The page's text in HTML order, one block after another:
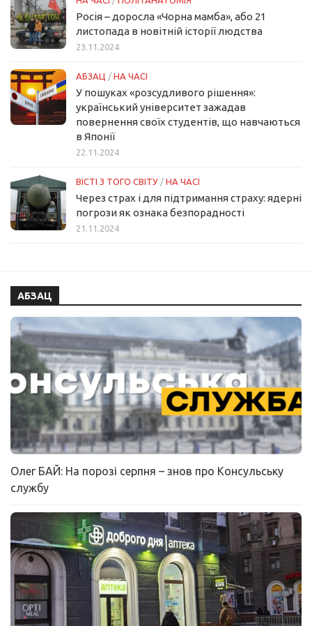
Росія – доросла «Чорна мамба», або 21
листопада в новітній історії людства
23.11.2024
АБЗАЦ / НА ЧАСІ
У пошуках «розсудливого рішення»:
український університет зажадав
повернення своїх студентів, що навчаються
в Японії
22.11.2024
ВІСТІ З ТОГО СВІТУ / НА ЧАСІ
Через страх і для підтримання страху: ядерні
погрози як ознака безпорадності
21.11.2024
АБЗАЦ
Олег БАЙ: На порозі серпня – знов про Консульську
службу